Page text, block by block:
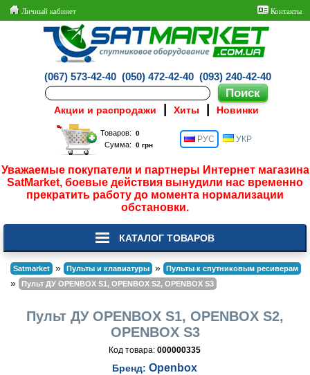
Личный кабинет Контакты
(067) 573-42-40 (050) 472-42-40 (093) 240-42-40
Акции и распродажи Хиты Новинки
Товаров:
Сумма:
РУС УКР
Уважаемые покупатели и партнеры Интернет магазина
SatMarket, боевые действия вынудили нас временно
прекратить работу до момента нормализации
обстановки.
КАТАЛОГ ТОВАРОВ
Satmarket » Пульты и клавиатуры » Пульты к спутниковым ресиверам
» Пульт ДУ OPENBOX S1, OPENBOX S2, OPENBOX S3
Пульт ДУ OPENBOX S1, OPENBOX S2,
OPENBOX S3
Код товара:000000335
Бренд:Openbox